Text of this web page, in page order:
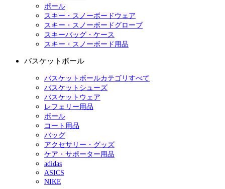
ポール
スキー・スノーボードウェア
スキー・スノーボードグローブ
スキーバッグ・ケース
スキー・スノーボード用品
バスケットボール
バスケットボールカテゴリすべて
バスケットシューズ
バスケットウェア
レフェリー用品
ボール
コート用品
バッグ
アクセサリー・グッズ
ケア・サポーター用品
adidas
ASICS
NIKE